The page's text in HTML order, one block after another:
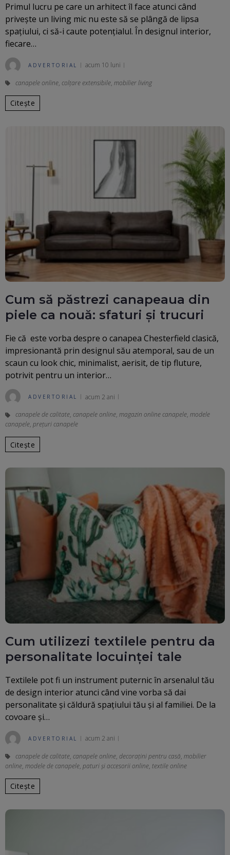
Primul lucru pe care un arhitect îl face atunci când
privește un living mic nu este să se plângă de lipsa
spațiului, ci să-i caute potențialul. În designul interior,
fiecare…
ADVERTORIAL acum 10 luni
canapele online, colțare extensibile, mobilier living
Citește
Cum să păstrezi canapeaua din
piele ca nouă: sfaturi și trucuri
Fie că este vorba despre o canapea Chesterfield clasică,
impresionantă prin designul său atemporal, sau de un
scaun cu look chic, minimalist, aerisit, de tip fluture,
potrivit pentru un interior…
ADVERTORIAL acum 2 ani
canapele de calitate, canapele online, magazin online canapele, modele
canapele, prețuri canapele
Citește
Cum utilizezi textilele pentru da
personalitate locuinței tale
Textilele pot fi un instrument puternic în arsenalul tău
de design interior atunci când vine vorba să dai
personalitate și căldură spaţiului tău şi al familiei. De la
covoare și…
ADVERTORIAL acum 2 ani
canapele de calitate, canapele online, decorațini pentru casă, mobilier
online, modele de canapele, paturi și accesorii online, textile online
Citește